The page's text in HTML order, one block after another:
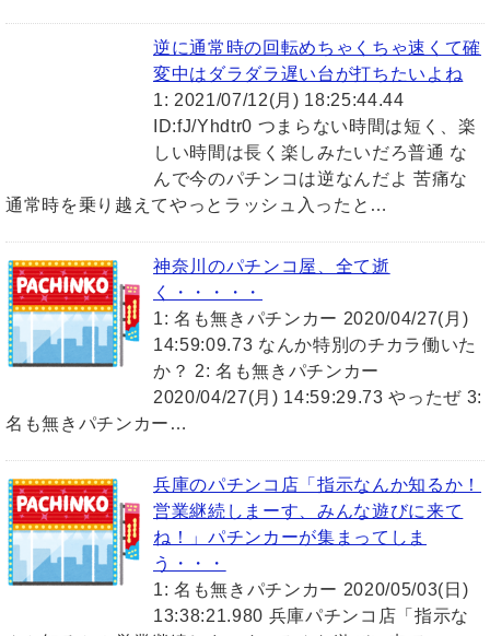
逆に通常時の回転めちゃくちゃ速くて確
変中はダラダラ遅い台が打ちたいよね
1: 2021/07/12(月) 18:25:44.44
ID:fJ/Yhdtr0 つまらない時間は短く、楽
しい時間は長く楽しみたいだろ普通 な
んで今のパチンコは逆なんだよ 苦痛な
通常時を乗り越えてやっとラッシュ入ったと…
神奈川のパチンコ屋、全て逝
く・・・・・
1: 名も無きパチンカー 2020/04/27(月)
14:59:09.73 なんか特別のチカラ働いた
か？ 2: 名も無きパチンカー
2020/04/27(月) 14:59:29.73 やったぜ 3:
名も無きパチンカー…
兵庫のパチンコ店「指示なんか知るか！
営業継続しまーす、みんな遊びに来て
ね！」パチンカーが集まってしま
う・・・
1: 名も無きパチンカー 2020/05/03(日)
13:38:21.980 兵庫パチンコ店「指示な